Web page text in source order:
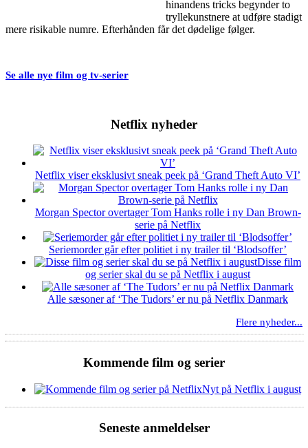
hinandens tricks begynder to
tryllekunstnere at udføre stadigt
mere risikable numre. Efterhånden får det dødelige følger.
Se alle nye film og tv-serier
Netflix nyheder
Netflix viser eksklusivt sneak peek på ‘Grand Theft Auto VI’
Morgan Spector overtager Tom Hanks rolle i ny Dan Brown-
serie på Netflix
Seriemorder går efter politiet i ny trailer til ‘Blodsoffer’
Disse film
og serier skal du se på Netflix i august
Alle sæsoner af ‘The Tudors’ er nu på Netflix Danmark
Flere nyheder...
Kommende film og serier
Nyt på Netflix i august
Seneste anmeldelser